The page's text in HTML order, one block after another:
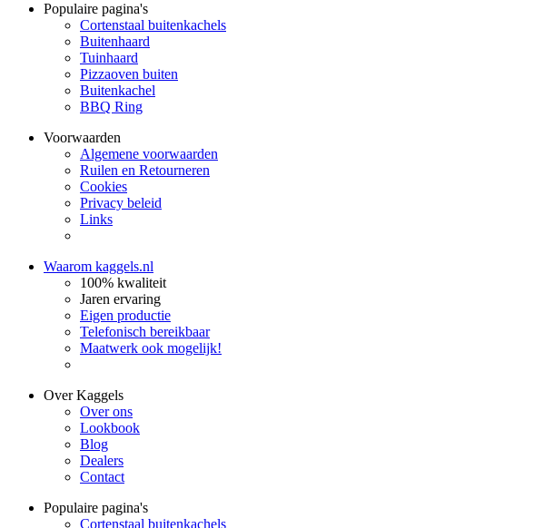
Populaire pagina's
Cortenstaal buitenkachels
Buitenhaard
Tuinhaard
Pizzaoven buiten
Buitenkachel
BBQ Ring
Voorwaarden
Algemene voorwaarden
Ruilen en Retourneren
Cookies
Privacy beleid
Links
Waarom kaggels.nl
100% kwaliteit
Jaren ervaring
Eigen productie
Telefonisch bereikbaar
Maatwerk ook mogelijk!
Over Kaggels
Over ons
Lookbook
Blog
Dealers
Contact
Populaire pagina's
Cortenstaal buitenkachels